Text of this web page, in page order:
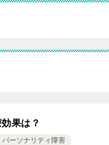
果は？
パーソナリティ障害